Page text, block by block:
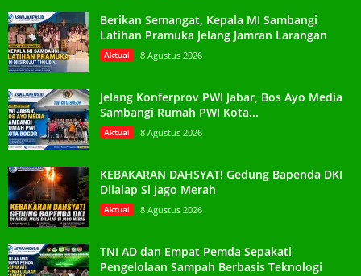
Berikan Semangat, Kepala MI Sambangi
Latihan Pramuka Jelang Jamran Larangan
Aktual 8 Agustus 2026
Jelang Konferprov PWI Jabar, Bos Ayo Media
Sambangi Rumah PWI Kota...
Aktual 8 Agustus 2026
KEBAKARAN DAHSYAT! Gedung Bapenda DKI
Dilalap Si Jago Merah
Aktual 8 Agustus 2026
TNI AD dan Empat Pemda Sepakati
Pengelolaan Sampah Berbasis Teknologi